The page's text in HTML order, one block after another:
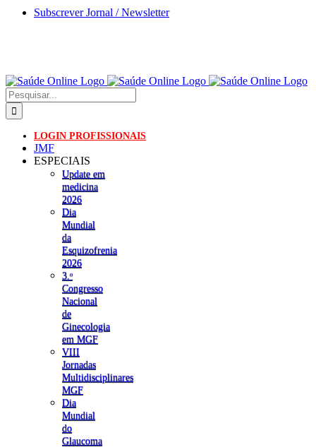
Skip
Subscrever Jornal / Newsletter
Pesquisar
LOGIN PROFISSIONAIS
JMF
ESPECIAIS
Update em
medicina
2026
Dia
Mundial
da
Esquizofrenia
2026
3.ᵒ
Congresso
Nacional
de
Ginecologia
em MGF
VIII
Jornadas
Multidisciplinares
MGF
Dia
Mundial
do
Glaucoma